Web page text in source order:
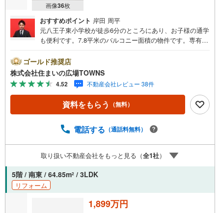
画像36枚
おすすめポイント 岸田 周平
元八王子東小学校が徒歩6分のところにあり、お子様の通学
も便利です。7.8平米のバルコニー面積の物件です。専有面
道料金を抑えることができます。南東向きの物件をお探し
の方、コチラよりご覧ください。入浴中や就寝中で荷物を
受け取れない場合でも、宅配ボックスがあれば再配達せず
に受け取ることができます。こちらは防犯カメラ付きの物
件です。
ゴールド推奨店
株式会社住まいの広場TOWNS
4.52 不動産会社レビュー 38件
資料をもらう （無料）
電話する （通話料無料）
取り扱い不動産会社をもっと見る（全1社）
5階 / 南東 / 64.85m2 / 3LDK
リフォーム
1,899万円